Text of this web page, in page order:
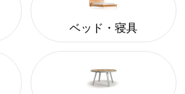
ベッド・寝具